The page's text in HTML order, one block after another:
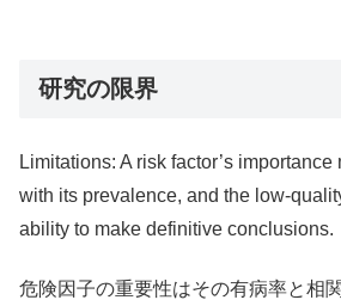
研究の限界
Limitations: A risk factor’s
with its prevalence, and the low-
ability to make definitive conclusions.
危険因子の重要性はその有病率と相